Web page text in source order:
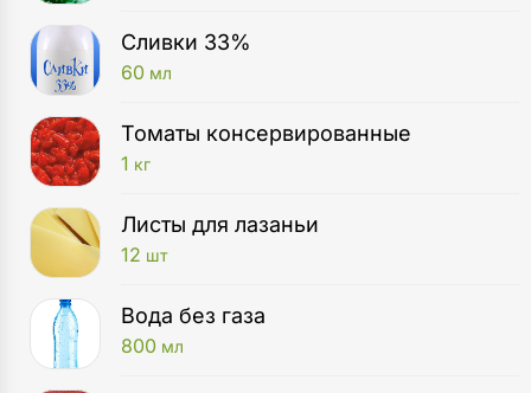
Сливки 33%
60 мл
Томаты консервированные
1 кг
Листы для лазаньи
12 шт
Вода без газа
800 мл